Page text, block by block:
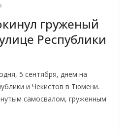
груженый
Республики
5 сентября, днем на
и Чекистов в Тюмени.
самосвалом, груженным